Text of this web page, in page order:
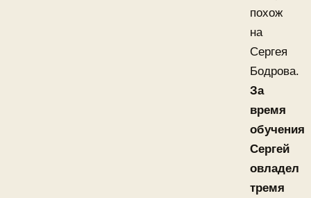
похож
на
Сергея
Бодрова.
За
время
обучения
Сергей
овладел
тремя